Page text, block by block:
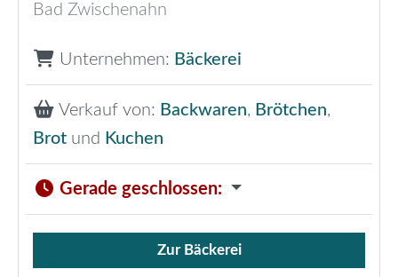
Bad Zwischenahn
Unternehmen: Bäckerei
Verkauf von: Backwaren, Brötchen,
Brot und Kuchen
Gerade geschlossen:
Verkauf von Brötchen,
Zur Bäckerei